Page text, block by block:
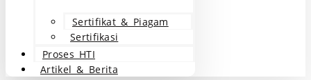
Sertifikat & Piagam
Sertifikasi
Proses HTI
Artikel & Berita